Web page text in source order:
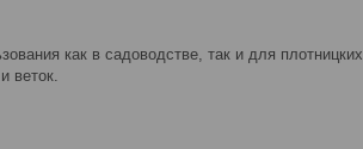
как в садоводстве, так и для плотницких
веток.